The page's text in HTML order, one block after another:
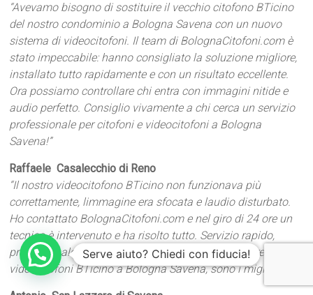
“Avevamo bisogno di sostituire il vecchio citofono BTicino
del nostro condominio a Bologna Savena con un nuovo
sistema di videocitofoni. Il team di BolognaCitofoni.com è
stato impeccabile: hanno consigliato la soluzione migliore,
installato tutto rapidamente e con un risultato eccellente.
Ora possiamo controllare chi entra con immagini nitide e
audio perfetto. Consiglio vivamente a chi cerca un servizio
professionale per citofoni e videocitofoni a Bologna
Savena!”
Raffaele  Casalecchio di Reno
“Il nostro videocitofono BTicino non funzionava più
correttamente, limmagine era sfocata e laudio disturbato.
Ho contattato BolognaCitofoni.com e nel giro di 24 ore un
tecnico è intervenuto e ha risolto tutto. Servizio rapido,
professionale e cortese. Se avete bisogno di riparare
videocitofoni BTicino a Bologna Savena, sono i migliori!”
Serve aiuto? Chiedi con fiducia!